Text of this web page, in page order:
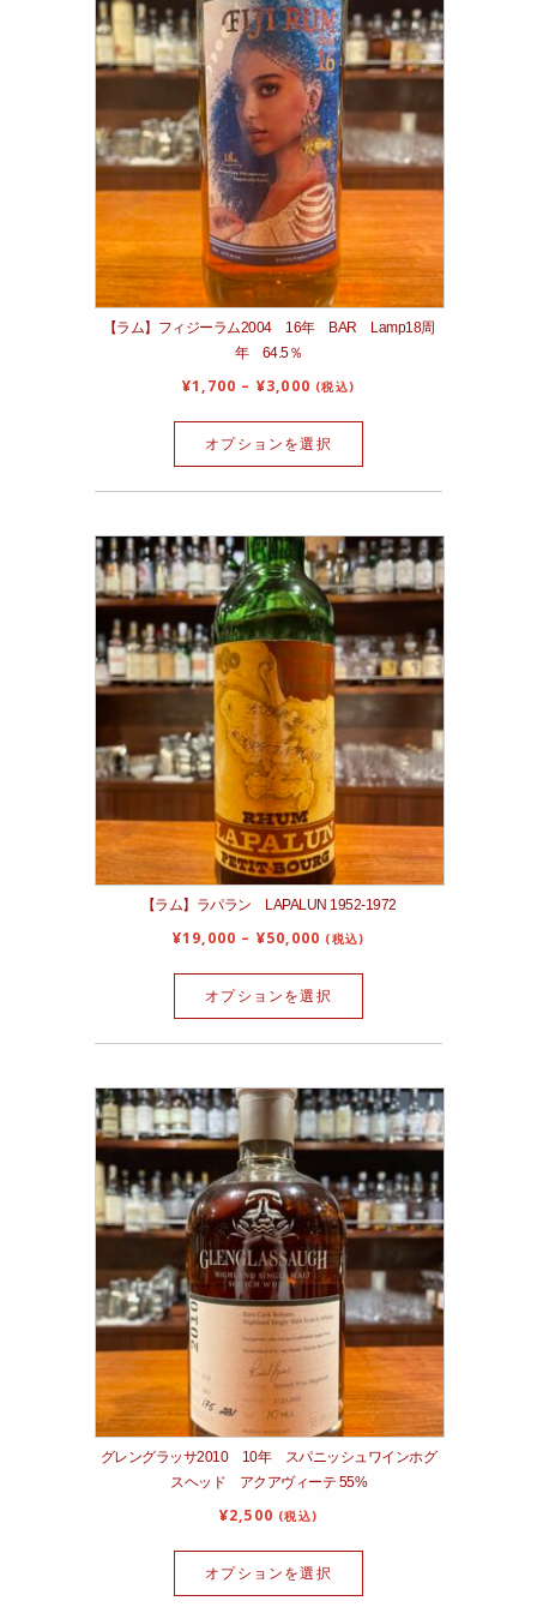
【ラム】フィジーラム2004 16年 BAR Lamp18周
年 64.5％
¥1,700 – ¥3,000 (税込)
オプションを選択
【ラム】ラパラン LAPALUN 1952‐1972
¥19,000 – ¥50,000 (税込)
オプションを選択
グレングラッサ2010 10年 スパニッシュワインホグ
スヘッド アクアヴィーテ 55%
¥2,500 (税込)
オプションを選択